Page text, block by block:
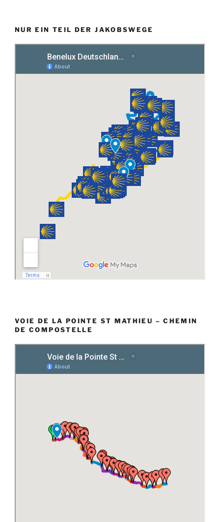
NUR EIN TEIL DER JAKOBSWEGE
VOIE DE LA POINTE ST MATHIEU – CHEMIN
DE COMPOSTELLE